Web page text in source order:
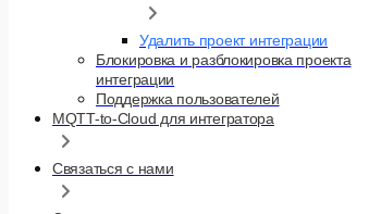
Удалить проект интеграции
Блокировка и разблокировка проекта
интеграции
Поддержка пользователей
MQTT-to-Cloud для интегратора
Связаться с нами